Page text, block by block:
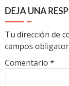
DEJA UNA
Tu dirección de
campos
Comentario *